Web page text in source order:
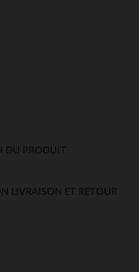
DU PRODUIT
LIVRAISON ET RETOUR